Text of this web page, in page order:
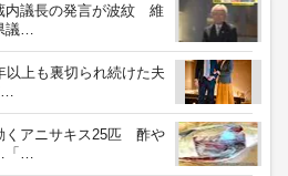
内議長の発言が波紋 維
議…
上も裏切られ続けた夫
くアニサキス25匹 酢や
「…